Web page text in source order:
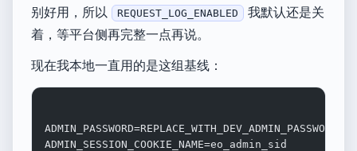
别好用，所以
REQUEST_LOG_ENABLED
我默认还是关
着，等平台侧再完整一点再说。
现在我本地一直用的是这组基线：
ADMIN_PASSWORD=REPLACE_WITH_DEV_ADMIN_PASSWORD
ADMIN_SESSION_COOKIE_NAME=eo_admin_sid